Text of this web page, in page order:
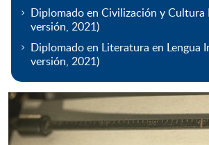
Diplomado en Civilización y
versión, 2021)
Diplomado en Literatura en Lengua
versión, 2021)